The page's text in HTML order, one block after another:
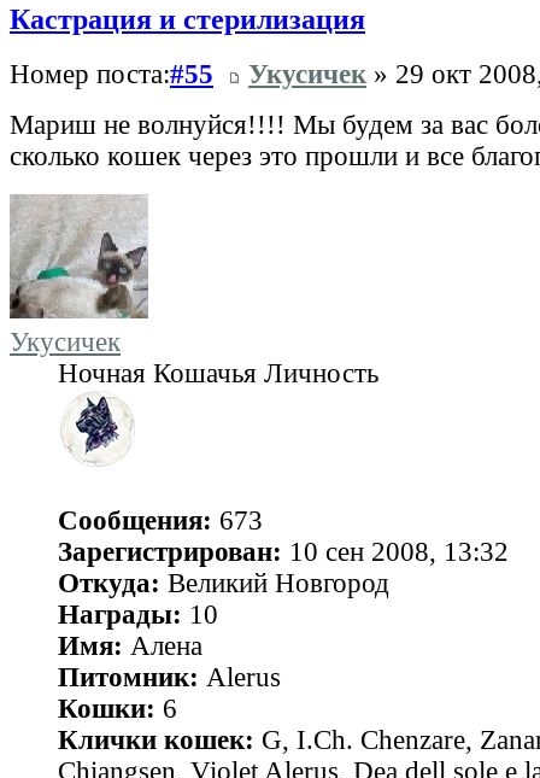
Кастрация и стерилизация
Номер поста:#55 Укусичек» 29 окт
Мариш не волнуйся!!!! Мы будем за вас
сколько кошек через это прошли и все
Укусичек
Ночная Кошачья Личность
Сообщения: 673
Зарегистрирован: 10 сен 2008, 13:32
Откуда: Великий Новгород
Награды: 10
Имя: Алена
Питомник: Alerus
Кошки: 6
Клички кошек: G, I.Ch. Chenzare,
Chiangsen, Violet Alerus, Dea dell sole e